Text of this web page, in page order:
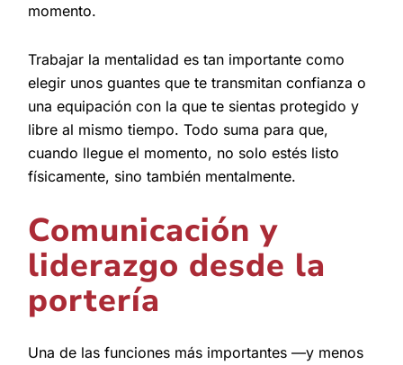
momento.
Trabajar la mentalidad es tan importante como
elegir unos guantes que te transmitan confianza o
una equipación con la que te sientas protegido y
libre al mismo tiempo. Todo suma para que,
cuando llegue el momento, no solo estés listo
físicamente, sino también mentalmente.
Comunicación y
liderazgo desde la
portería
Una de las funciones más importantes —y menos